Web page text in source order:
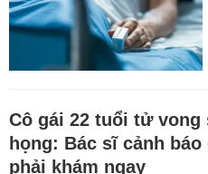
Cô gái 22 tuổi tử vong
họng: Bác sĩ cảnh
phải khám ngay